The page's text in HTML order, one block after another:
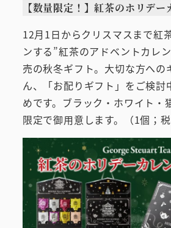
【数量限定！】紅茶のホリデ
12月1日からクリスマスまで紅
ンする”紅茶のアドベントカレ
売の秋冬ギフト。大切な方への
ん、「お配りギフト」をご検討
めです。ブラック・ホワイト・
限定で御用意します。（1個；税